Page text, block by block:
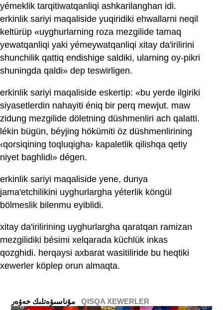
yémeklik tarqitiwatqanliqi ashkarilanghan idi.
erkinlik sariyi maqaliside yuqiridiki ehwallarni neqil
keltürüp «uyghurlarning roza mezgilide tamaq
yewatqanliqi yaki yémeywatqanliqi xitay da'irilirini
shunchilik qattiq endishige saldiki, ularning oy-pikri
shuningda qaldi» dep teswirligen.
erkinlik sariyi maqaliside eskertip: «bu yerde ilgiriki
siyasetlerdin nahayiti éniq bir perq mewjut. maw
zidung mezgilide döletning düshmenliri ach qalatti.
lékin bügün, béyjing hökümiti öz düshmenlirining
‹qorsiqining toqluqigha› kapaletlik qilishqa qetiy
niyet baghlidi» dégen.
erkinlik sariyi maqaliside yene, dunya
jama'etchilikini uyghurlargha yéterlik köngül
bölmeslik bilenmu eyiblidi.
xitay da'irilirining uyghurlargha qaratqan ramizan
mezgilidiki bésimi xelqarada küchlük inkas
qozghidi. herqaysi axbarat wasitiliride bu heqtiki
xewerler köplep orun almaqta.
QISQA XEWERLER